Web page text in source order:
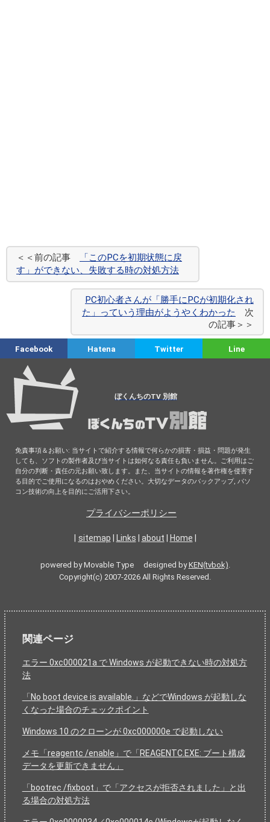
＜＜前の記事
「このPCを初期状態に戻
す」ができない、失敗する時の対処方法
PC初心者さんが「勝手にPCが初期化され
た」っていう理由がようやくわかった
次
の記事＞＞
Facebook Hatena Twitter Line
ぼくんちのTV 別館
免責事項＆お願い: 当サイトで紹介する情報で何らかの損害・損益・問題が発生
しても、ソフトの製作者及び当サイトは如何なる責任も負いません。ご利用はご
自分の判断・責任の元お願い致します。また、当サイトの情報を著作権を侵害す
る目的でご使用になるのはおやめください。大切なデータのバックアップ, パソ
コン技術の向上を目的にご活用下さい。
プライバシーポリシー
sitemap Links about Home
powered by Movable Type designed byKEN(tvbok)
Copyright(c) 2007-2026 All Rights Reserved.
関連ページ
エラー 0xc000021a で Windows が起動できない時の対処方
法
「No boot device is available.」などでWindows が起動しな
くなった場合のチェックポイント
Windows 10 のクローンが 0xc000000e で起動しない
メモ「reagentc /enable」で「REAGENTC.EXE: ブート構成
データを更新できません」
「bootrec /fixboot」で「アクセスが拒否されました」と出
る場合の対処方法